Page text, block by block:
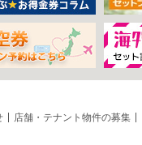
店舗・テナント物件の募集